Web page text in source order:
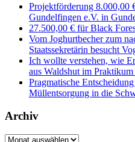
Projektförderung 8.000,00
Gundelfingen e.V. in
27.500,00 € für Black
Vom Joghurtbecher zum
Staatssekretärin besucht
Ich wollte verstehen, wie
aus Waldshut im
Pragmatische
Müllentsorgung in die
Archiv
Archiv